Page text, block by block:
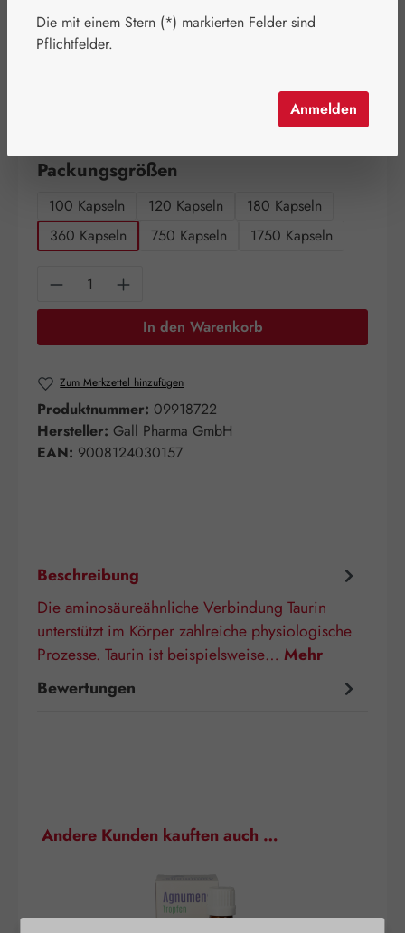
Regulärer Preis:
80,60 €
Inhalt:0.214 Kilogramm
Packungsgrößen
100 Kapseln 120 Kapseln
180 Kapseln
360 Kapseln
750 Kapseln 1750 Kapseln
Produkt Anzahl: Gib den gewünschten
In den Warenkorb
Zum Merkzettel hinzufügen
Produktnummer: 09918722
Hersteller: Gall Pharma GmbH
EAN: 9008124030157
Beschreibung
Die aminosäureähnliche Verbindung Taurin
unterstützt im Körper zahlreiche physiologische
Prozesse. Taurin ist beispielsweise… Mehr
Bewertungen
Produktgalerie überspringen
Andere Kunden kauften auch …
Die mit einem Stern (*) markierten Felder sind
Pflichtfelder.
Anmelden